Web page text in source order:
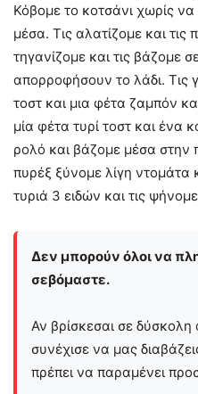
Κόβομε το κοτσάνι χωρίς να
μέσα. Τις αλατίζομε και τις
τηγανίζομε και τις βάζομε
απορροφήσουν το λάδι. Τις
τοστ και μια φέτα ζαμπόν
μία φέτα τυρί τοστ και ένα
ρολό και βάζομε μέσα στην
πυρέξ ξύνομε λίγη ντομάτα
τυριά 3 ειδών και τις
Δεν μπορούν όλοι να
σεβόμαστε.
Αν βρίσκεσαι σε
συνέχισε να μας
πρέπει να παραμένει